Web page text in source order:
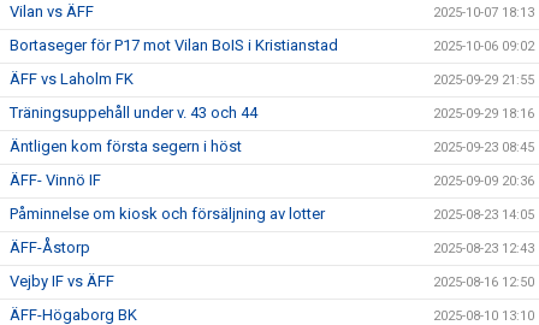
Vilan vs ÄFF 2025-10-07 18:13
Bortaseger för P17 mot Vilan BoIS i Kristianstad 2025-10-06 09:02
ÄFF vs Laholm FK 2025-09-29 21:55
Träningsuppehåll under v. 43 och 44 2025-09-29 18:16
Äntligen kom första segern i höst 2025-09-23 08:45
ÄFF- Vinnö IF 2025-09-09 20:36
Påminnelse om kiosk och försäljning av lotter 2025-08-23 14:05
ÄFF-Åstorp 2025-08-23 12:43
Vejby IF vs ÄFF 2025-08-16 12:50
ÄFF-Högaborg BK 2025-08-10 13:10